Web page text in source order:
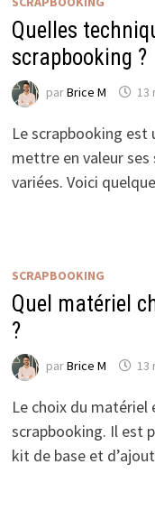
Quelles
scrapbooking ?
parBrice M 13
Le scrapbooking
mettre en valeur ses
variées. Voici
SCRAPBOOKING
Quel matériel
?
parBrice M 13
Le choix du matériel
scrapbooking. Il est
kit de base et